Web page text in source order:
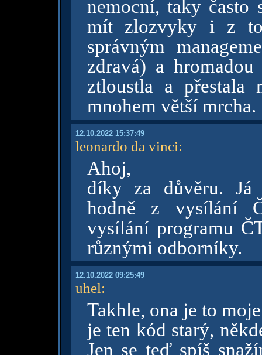
nemocní, taky
mít zlozvyky i z
správným
zdravá) a
ztloustla a
mnohem větší mrcha.
12.10.2022 15:37:49
leonardo da vinci:
Ahoj,
díky za důvěru. Já
hodně z vysílání
vysílání programu
různými odborníky.
12.10.2022 09:25:49
uhel:
Takhle, ona je to
je ten kód starý,
Jen se teď spíš